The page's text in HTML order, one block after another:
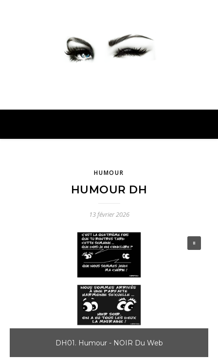
HUMOUR
HUMOUR DH
13 février 2026
DH01. Humour - NOIR Du Web